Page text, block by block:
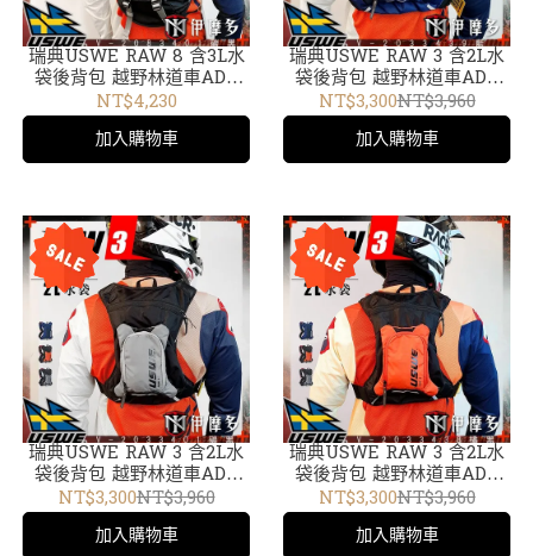
瑞典USWE RAW 8 含3L水
袋後背包 越野林道車ADV
外袋可拆輕巧無彈跳水袋包
碳黑V-2083401
NT$4,230
加入購物車
瑞典USWE RAW 3 含2L水
袋後背包 越野林道車ADV
外袋可拆輕巧無彈跳水袋包
Moto Hydro 3L藍V-
2033439
NT$3,300NT$3,960
加入購物車
瑞典USWE RAW 3 含2L水
袋後背包 越野林道車ADV
外袋可拆 輕巧無彈跳水袋包
Moto Hydro 3L碳黑V-
2033401
NT$3,300NT$3,960
加入購物車
瑞典USWE RAW 3 含2L水
袋後背包 越野林道車ADV
外袋可拆輕巧無彈跳水袋包
Moto Hydro 3L橘黑V-
2033438
NT$3,300NT$3,960
加入購物車